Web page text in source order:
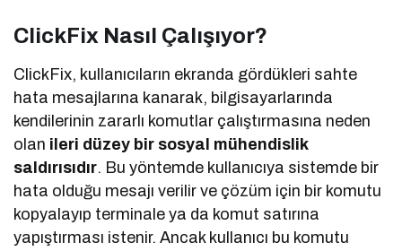
ClickFix Nasıl Çalışıyor?
ClickFix, kullanıcıların ekranda gördükleri sahte
hata mesajlarına kanarak, bilgisayarlarında
kendilerinin zararlı komutlar çalıştırmasına neden
olan ileri düzey bir sosyal mühendislik
saldırısıdır. Bu yöntemde kullanıcıya sistemde bir
hata olduğu mesajı verilir ve çözüm için bir komutu
kopyalayıp terminale ya da komut satırına
yapıştırması istenir. Ancak kullanıcı bu komutu